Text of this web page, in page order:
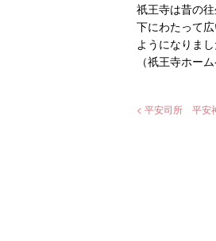
祇王寺は昔の
下にわたって
ようになりまし
（祇王寺ホー
< 平安司所 平安